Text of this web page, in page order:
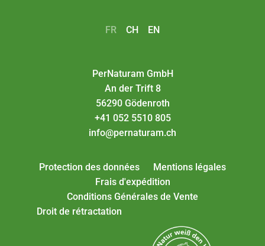
FR CH EN
PerNaturam GmbH
An der Trift 8
56290 Gödenroth
+41 052 5510 805
info@pernaturam.ch
Protection des données
Mentions légales
Frais d'expédition
Conditions Générales de Vente
Droit de rétractation